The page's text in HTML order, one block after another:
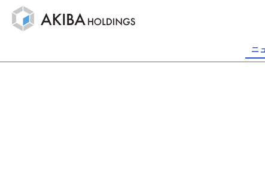
ニ